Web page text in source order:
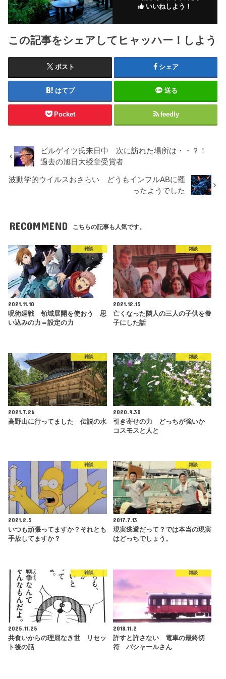
いいねしよう！
この記事をシェアしてヒャッハー！しよう
ポスト シェア
はてブ 送る
Pocket feedly
ビルゲイツ氏来日中 次に訪れた場所は・・？！
過去の旭日大綬章受賞者
波動学的ウイルスおさらい どうもインフルABに罹
ったようでした
RECOMMEND こちらの記事も人気です。
雑談
2021.11.10
呪術廻戦 領域展開を使おう 思
い込みの力＝設定の力
雑談
2021.12.15
亡くなった隣人の三人の子供を養
子にした話
雑談
2021.7.26
高野山に行ってました 伝説の水
雑談
2020.9.30
引き寄せの力 どっちが強いか
コスモスと人と
雑談
2021.2.5
いつも頑張ってますか？それとも
手放してますか？
雑談
2017.7.13
現実逃避だって？では本当の現実
はどっちでしょう。
雑談
2025.11.25
共食いからの理屈なき世 リセッ
ト後の話
雑談
2018.11.2
許すと許さない 電車の最終切
符 バシャールさん